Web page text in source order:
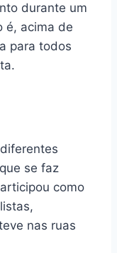
durante um
é, acima de
para todos
se faz
como
nas ruas